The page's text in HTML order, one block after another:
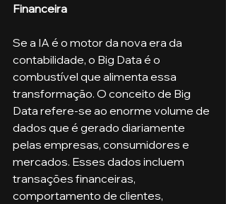
Financeira
Se a IA é o motor da nova era da
contabilidade, o Big Data é o
combustível que alimenta essa
transformação. O conceito de Big
Data refere-se ao enorme volume de
dados que é gerado diariamente
pelas empresas, consumidores e
mercados. Esses dados incluem
transações financeiras,
comportamento de clientes,